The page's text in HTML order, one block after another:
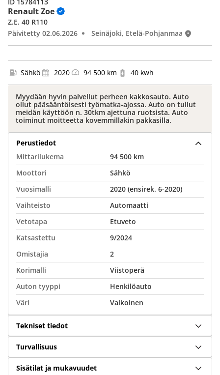
Renault Zoe
Z.E. 40 R110
Päivitetty 02.06.2026
Seinäjoki, Etelä-Pohjanmaa
Sähkö 2020 94 500 km 40 kwh
Myydään hyvin palvellut perheen kakkosauto. Auto
ollut pääsääntöisesti työmatka-ajossa. Auto on tullut
meidän käyttöön n. 30tkm ajettuna ruotsista. Auto
toiminut moitteetta kovemmillakin pakkasilla.
Perustiedot
Mittarilukema
94 500 km
Moottori
Sähkö
Vuosimalli
2020 (ensirek. 6-2020)
Vaihteisto
Automaatti
Vetotapa
Etuveto
Katsastettu
9/2024
Omistajia
2
Korimalli
Viistoperä
Auton tyyppi
Henkilöauto
Väri
Valkoinen
Tekniset tiedot
Turvallisuus
Sisätilat ja mukavuudet